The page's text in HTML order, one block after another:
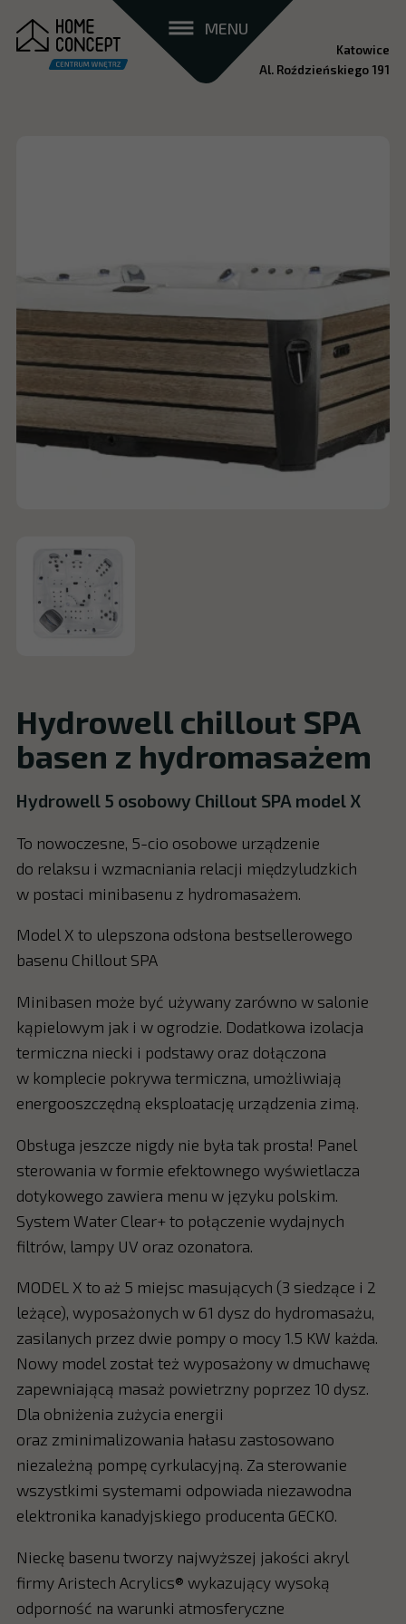
MENU
Katowice
Al. Roździeńskiego 191
Hydrowell chillout SPA
basen z hydromasażem
Hydrowell 5 osobowy Chillout SPA model X
To nowoczesne, 5-cio osobowe urządzenie
do relaksu i wzmacniania relacji międzyludzkich
w postaci minibasenu z hydromasażem.
Model X to ulepszona odsłona bestsellerowego
basenu Chillout SPA
Minibasen może być używany zarówno w salonie
kąpielowym jak i w ogrodzie. Dodatkowa izolacja
termiczna niecki i podstawy oraz dołączona
w komplecie pokrywa termiczna, umożliwiają
energooszczędną eksploatację urządzenia zimą.
Obsługa jeszcze nigdy nie była tak prosta! Panel
sterowania w formie efektownego wyświetlacza
dotykowego zawiera menu w języku polskim.
System Water Clear+ to połączenie wydajnych
filtrów, lampy UV oraz ozonatora.
MODEL X to aż 5 miejsc masujących (3 siedzące i 2
leżące), wyposażonych w 61 dysz do hydromasażu,
zasilanych przez dwie pompy o mocy 1.5 KW każda.
Nowy model został też wyposażony w dmuchawę
zapewniającą masaż powietrzny poprzez 10 dysz.
Dla obniżenia zużycia energii
oraz zminimalizowania hałasu zastosowano
niezależną pompę cyrkulacyjną. Za sterowanie
wszystkimi systemami odpowiada niezawodna
elektronika kanadyjskiego producenta GECKO.
Nieckę basenu tworzy najwyższej jakości akryl
firmy Aristech Acrylics® wykazujący wysoką
odporność na warunki atmosferyczne